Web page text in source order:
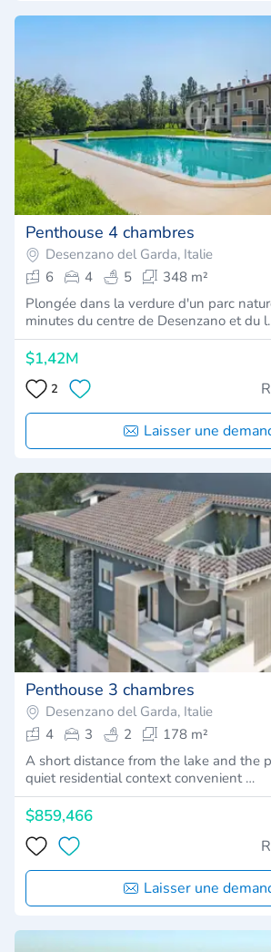
Penthouse 4 chambres
Desenzano del Garda, Italie
6
4 5
348 m²
Plongée dans la verdure d'un parc
minutes du centre de Desenzano et du
$1,42M
2
Laisser une
Penthouse 3 chambres
Desenzano del Garda, Italie
4
3 2
178 m²
A short distance from the lake and the
quiet residential context convenient …
$859,466
Laisser une